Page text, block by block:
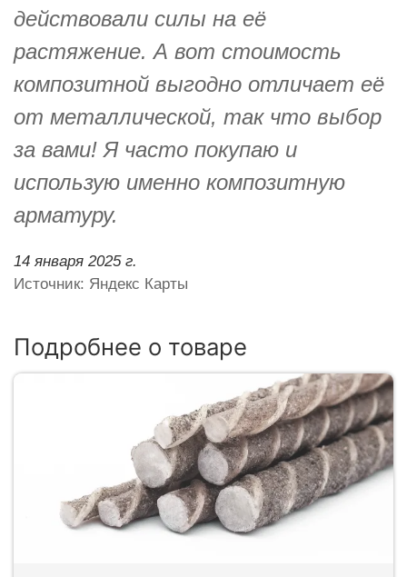
действовали силы на её
растяжение. А вот стоимость
композитной выгодно отличает её
от металлической, так что выбор
за вами! Я часто покупаю и
использую именно композитную
арматуру.
14 января 2025 г.
Источник: Яндекс Карты
Подробнее о товаре